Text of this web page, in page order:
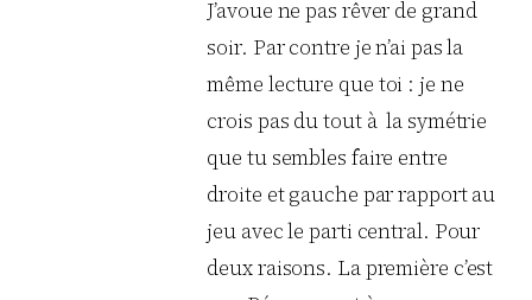
J’avoue ne pas rêver de grand
soir. Par contre je n’ai pas la
même lecture que toi : je ne
crois pas du tout à la symétrie
que tu sembles faire entre
droite et gauche par rapport au
jeu avec le parti central. Pour
deux raisons. La première c’est